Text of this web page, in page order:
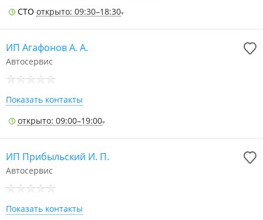
СТО открыто: 09:30–18:30
ИП Агафонов А. А.
Автосервис
Показать контакты
открыто: 09:00–19:00
ИП Прибыльский И. П.
Автосервис
Показать контакты